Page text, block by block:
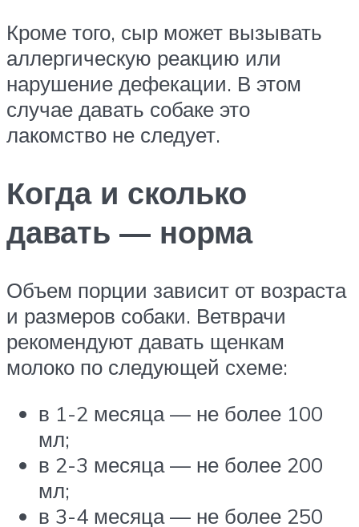
Кроме того, сыр может вызывать
аллергическую реакцию или
нарушение дефекации. В этом
случае давать собаке это
лакомство не следует.
Когда и сколько
давать — норма
Объем порции зависит от возраста
и размеров собаки. Ветврачи
рекомендуют давать щенкам
молоко по следующей схеме:
в 1-2 месяца — не более 100
мл;
в 2-3 месяца — не более 200
мл;
в 3-4 месяца — не более 250